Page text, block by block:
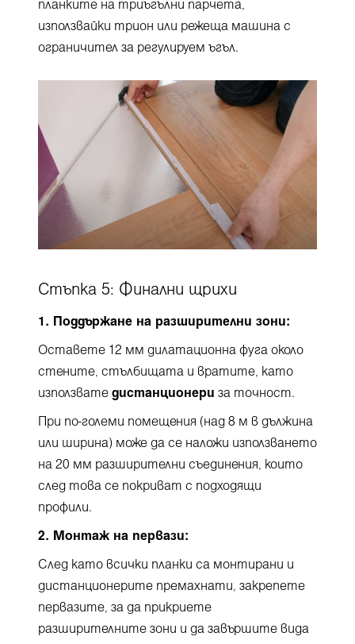
планките на триъгълни парчета,
използвайки трион или режеща машина с
ограничител за регулируем ъгъл.
Стъпка 5: Финални щрихи
1. Поддържане на разширителни зони:
Оставете 12 мм дилатационна фуга около
стените, стълбищата и вратите, като
използвате дистанционери за точност.
При по-големи помещения (над 8 м в дължина
или ширина) може да се наложи използването
на 20 мм разширителни съединения, които
след това се покриват с подходящи
профили.
2. Монтаж на первази:
След като всички планки са монтирани и
дистанционерите премахнати, закрепете
первазите, за да прикриете
разширителните зони и да завършите вида